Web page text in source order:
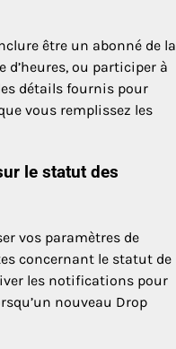
être un abonné de la
ou participer à
détails fournis pour
vous remplissez les
le statut des
vos paramètres de
concernant le statut de
les notifications pour
nouveau Drop